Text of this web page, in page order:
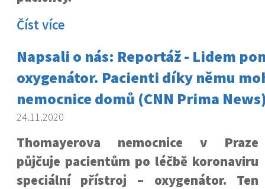
Číst více
Napsali o nás: Reportáž - Lidem
oxygenátor. Pacienti díky němu
nemocnice domů (CNN Prima
24.11.2020
Thomayerova nemocnice v Praze
půjčuje pacientům po léčbě koronaviru
speciální přístroj – oxygenátor. Ten